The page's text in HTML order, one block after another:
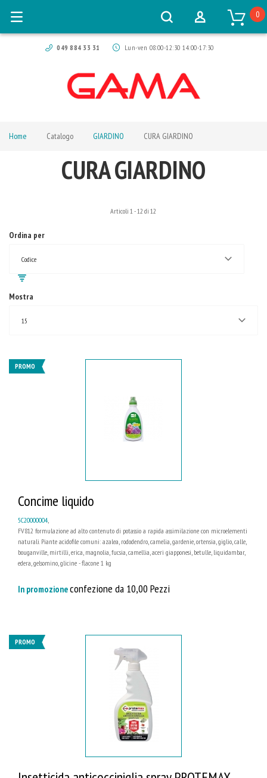
049 884 33 31 Lun-ven 08:00-12:30 14:00-17:30
0
Home Catalogo GIARDINO CURA GIARDINO
CURA GIARDINO
Ordina per
Codice
Articoli 1 -12 di 12
Mostra
15
PROMO
Concime liquido
5C20000004,
FV812 formulazione ad alto contenuto di potassio a rapida assimilazione con microelementi
naturali. Piante acidofile comuni: azalea, rododendro, camelia, gardenie, ortensia, giglio, calle,
bouganville, mirtilli, erica, magnolia, fucsia, camellia, aceri giapponesi, betulle, liquidambar,
edera, gelsomino, glicine - flacone 1 kg
In promozioneconfezione da 10,00 Pezzi
PROMO